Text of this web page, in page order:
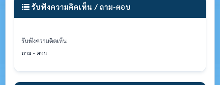
รับฟังความคิดเห็น / ถาม-ตอบ
รับฟังความคิดเห็น
ถาม - ตอบ